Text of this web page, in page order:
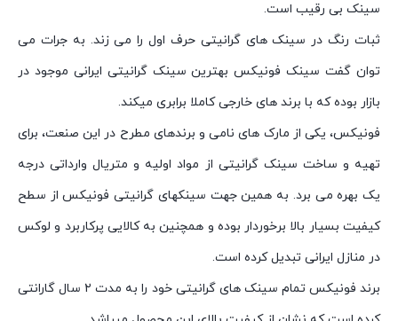
سینک بی رقیب است.
ثبات رنگ در سینک های گرانیتی حرف اول را می زند. به جرات می
توان گفت سینک فونیکس بهترین سینک گرانیتی ایرانی موجود در
بازار بوده که با برند های خارجی کاملا برابری میکند.
فونیکس، یکی از مارک های نامی و برندهای مطرح در این صنعت، برای
تهیه و ساخت سینک گرانیتی از مواد اولیه و متریال وارداتی درجه
یک بهره می برد. به همین جهت سینکهای گرانیتی فونیکس از سطح
کیفیت بسیار بالا برخوردار بوده و همچنین به کالایی پرکاربرد و لوکس
در منازل ایرانی تبدیل کرده است.
برند فونیکس تمام سینک های گرانیتی خود را به مدت ۲ سال گارانتی